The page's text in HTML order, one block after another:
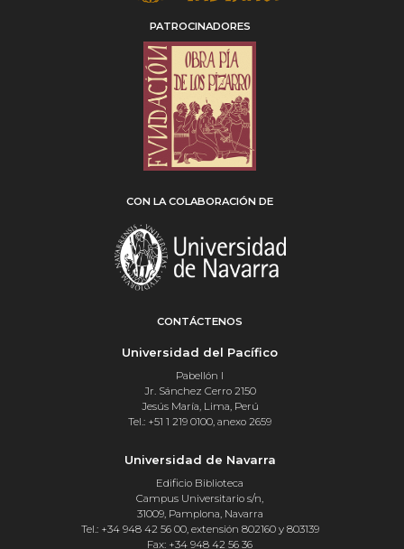
PATROCINADORES
CON LA COLABORACIÓN DE
CONTÁCTENOS
Universidad del Pacífico
Pabellón I
Jr. Sánchez Cerro 2150
Jesús María, Lima, Perú
Tel.: +51 1 219 0100, anexo 2659
Universidad de Navarra
Edificio Biblioteca
Campus Universitario s/n,
31009, Pamplona, Navarra
Tel.: +34 948 42 56 00, extensión 802160 y 803139
Fax: +34 948 42 56 36